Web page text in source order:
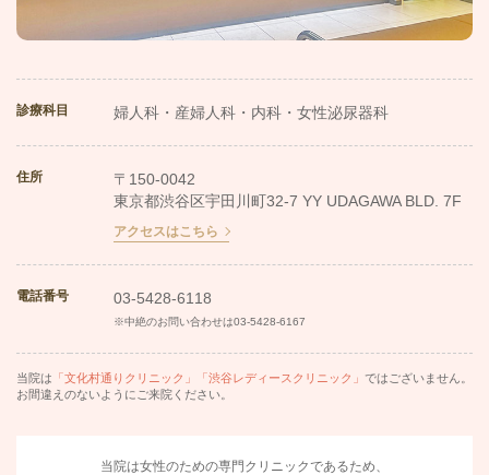
診療科目 婦人科・産婦人科・内科・女性泌尿器科
住所
〒150-0042
東京都渋谷区宇田川町32-7 YY UDAGAWA BLD. 7F
アクセスはこちら
電話番号 03-5428-6118
※中絶のお問い合わせは03-5428-6167
当院は 「文化村通りクリニック」「渋谷レディースクリニック」 ではございません。
お間違えのないようにご来院ください。
当院は女性のための専門クリニックであるため、